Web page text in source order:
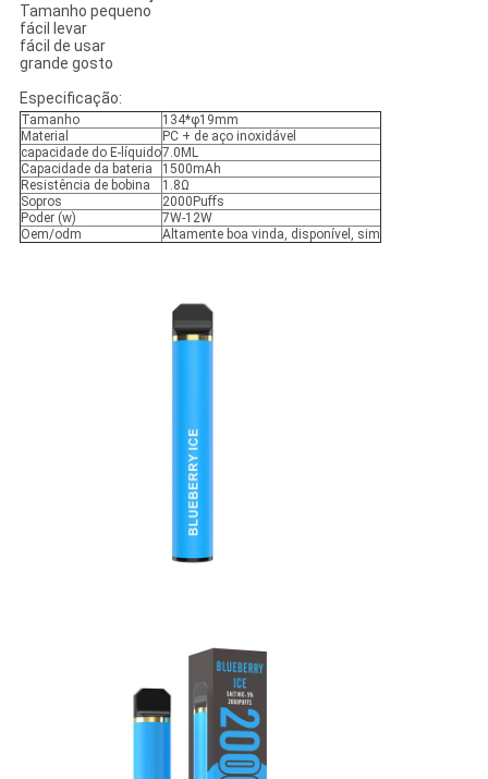
Tamanho pequeno
fácil levar
fácil de usar
grande gosto
Especificação:
Tamanho
134*φ19mm
Material
PC + de aço inoxidável
capacidade do E-líquido7.0ML
Capacidade da bateria
1500mAh
Resistência de bobina
1.8Ω
Sopros
2000Puffs
Poder (w)
7W-12W
Oem/odm
Altamente boa vinda, disponível, sim